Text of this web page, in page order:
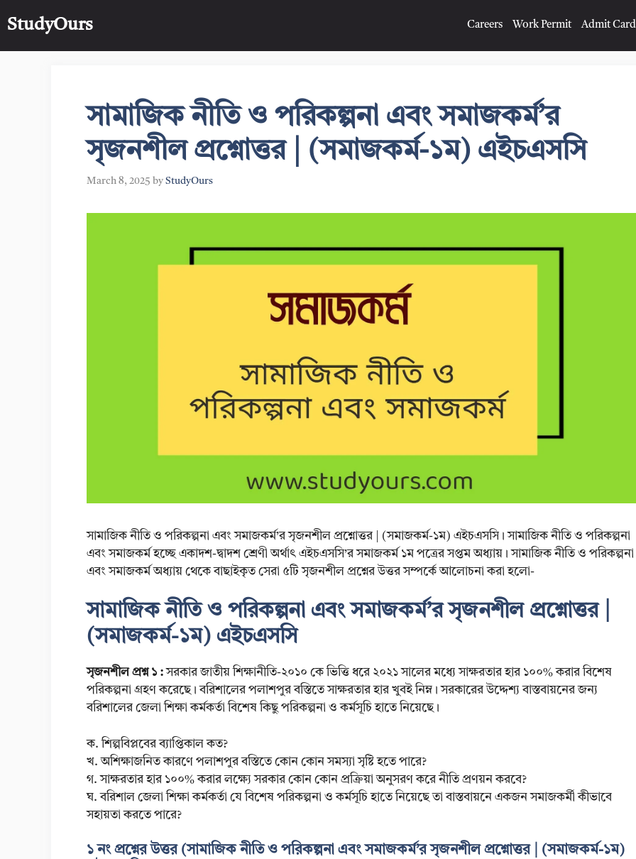
toStudyOurs Careers Work Permit Admit Card
সামাজিক নীতি ও পরিকল্পনা এবং সমাজকর্ম’র
সৃজনশীল প্রশ্নোত্তর | (সমাজকর্ম-১ম) এইচএসসি
March 8, 2025 by StudyOurs
সামাজিক নীতি ও পরিকল্পনা এবং সমাজকর্ম’র সৃজনশীল প্রশ্নোত্তর | (সমাজকর্ম-১ম) এইচএসসি। সামাজিক নীতি ও পরিকল্পনা
এবং সমাজকর্ম হচ্ছে একাদশ-দ্বাদশ শ্রেণী অর্থাৎ এইচএসসি’র সমাজকর্ম ১ম পত্রের সপ্তম অধ্যায়। সামাজিক নীতি ও পরিকল্পনা
এবং সমাজকর্ম অধ্যায় থেকে বাছাইকৃত সেরা ৫টি সৃজনশীল প্রশ্নের উত্তর সম্পর্কে আলোচনা করা হলো-
সামাজিক নীতি ও পরিকল্পনা এবং সমাজকর্ম’র সৃজনশীল প্রশ্নোত্তর |
(সমাজকর্ম-১ম) এইচএসসি
সৃজনশীল প্রশ্ন ১ :সরকার জাতীয় শিক্ষানীতি-২০১০ কে ভিত্তি ধরে ২০২১ সালের মধ্যে সাক্ষরতার হার ১০০% করার বিশেষ
পরিকল্পনা গ্রহণ করেছে। বরিশালের পলাশপুর বস্তিতে সাক্ষরতার হার খুবই নিম্ন। সরকারের উদ্দেশ্য বাস্তবায়নের জন্য
বরিশালের জেলা শিক্ষা কর্মকর্তা বিশেষ কিছু পরিকল্পনা ও কর্মসূচি হাতে নিয়েছে।
ক. শিল্পবিপ্লবের ব্যাপ্তিকাল কত?
খ. অশিক্ষাজনিত কারণে পলাশপুর বস্তিতে কোন কোন সমস্যা সৃষ্টি হতে পারে?
গ. সাক্ষরতার হার ১০০% করার লক্ষ্যে সরকার কোন কোন প্রক্রিয়া অনুসরণ করে নীতি প্রণয়ন করবে?
ঘ. বরিশাল জেলা শিক্ষা কর্মকর্তা যে বিশেষ পরিকল্পনা ও কর্মসূচি হাতে নিয়েছে তা বাস্তবায়নে একজন সমাজকর্মী কীভাবে
সহায়তা করতে পারে?
১ নং প্রশ্নের উত্তর (সামাজিক নীতি ও পরিকল্পনা এবং সমাজকর্ম’র সৃজনশীল প্রশ্নোত্তর | (সমাজকর্ম-১ম)